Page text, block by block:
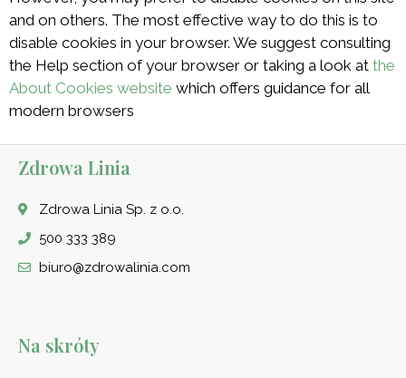
and on others. The most effective way to do this is to
disable cookies in your browser. We suggest consulting
the Help section of your browser or taking a look at the
About Cookies website which offers guidance for all
modern browsers
Zdrowa Linia
Zdrowa Linia Sp. z o.o.
500 333 389
biuro@zdrowalinia.com
Na skróty